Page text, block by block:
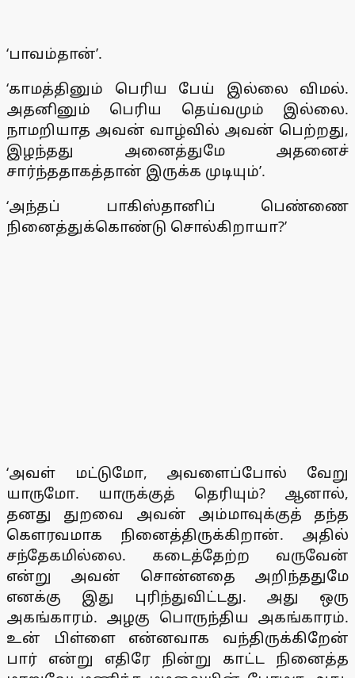
‘பாவம்தான்’.
‘காமத்தினும் பெரிய பேய் இல்லை விமல்.
அதனினும் பெரிய தெய்வமும் இல்லை.
நாமறியாத அவன் வாழ்வில் அவன் பெற்றது,
இழந்தது அனைத்துமே அதனைச்
சார்ந்ததாகத்தான் இருக்க முடியும்’.
‘அந்தப் பாகிஸ்தானிப் பெண்ணை
நினைத்துக்கொண்டு சொல்கிறாயா?’
‘அவள் மட்டுமோ, அவளைப்போல் வேறு
யாருமோ. யாருக்குத் தெரியும்? ஆனால்,
தனது துறவை அவன் அம்மாவுக்குத் தந்த
கௌரவமாக நினைத்திருக்கிறான். அதில்
சந்தேகமில்லை. கடைத்தேற்ற வருவேன்
என்று அவன் சொன்னதை அறிந்ததுமே
எனக்கு இது புரிந்துவிட்டது. அது ஒரு
அகங்காரம். அழகு பொருந்திய அகங்காரம்.
உன் பிள்ளை என்னவாக வந்திருக்கிறேன்
பார் என்று எதிரே நின்று காட்ட நினைத்த